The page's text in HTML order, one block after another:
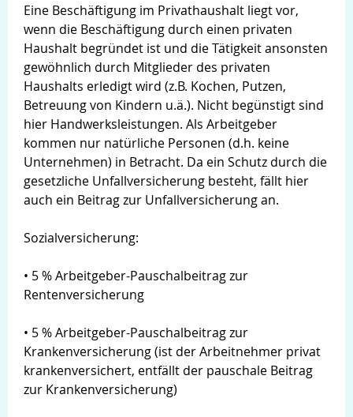
Eine Beschäftigung im Privathaushalt liegt vor,
wenn die Beschäftigung durch einen privaten
Haushalt begründet ist und die Tätigkeit ansonsten
gewöhnlich durch Mitglieder des privaten
Haushalts erledigt wird (z.B. Kochen, Putzen,
Betreuung von Kindern u.ä.). Nicht begünstigt sind
hier Handwerksleistungen. Als Arbeitgeber
kommen nur natürliche Personen (d.h. keine
Unternehmen) in Betracht. Da ein Schutz durch die
gesetzliche Unfallversicherung besteht, fällt hier
auch ein Beitrag zur Unfallversicherung an.
Sozialversicherung:
• 5 % Arbeitgeber-Pauschalbeitrag zur
Rentenversicherung
• 5 % Arbeitgeber-Pauschalbeitrag zur
Krankenversicherung (ist der Arbeitnehmer privat
krankenversichert, entfällt der pauschale Beitrag
zur Krankenversicherung)